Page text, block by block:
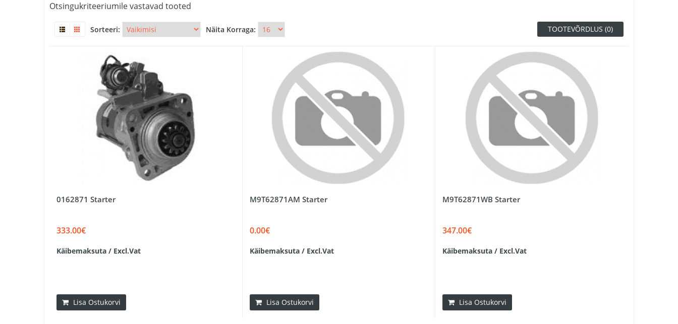
Otsingukriteeriumile vastavad tooted
TOOTEVÕRDLUS (0)
Sorteeri: Näita Korraga:
0162871 Starter
333.00€
Käibemaksuta / Excl.Vat
Lisa Ostukorvi
M9T62871AM Starter
0.00€
Käibemaksuta / Excl.Vat
Lisa Ostukorvi
M9T62871WB Starter
347.00€
Käibemaksuta / Excl.Vat
Lisa Ostukorvi